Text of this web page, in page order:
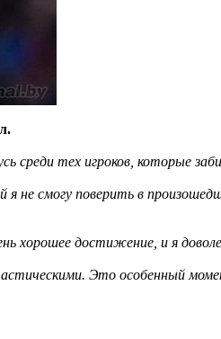
среди тех игроков, которые
не смогу поверить в
хорошее достижение, и я
Это особенный